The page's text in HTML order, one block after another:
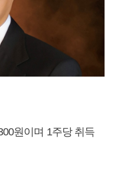
원이며 1주당 취득